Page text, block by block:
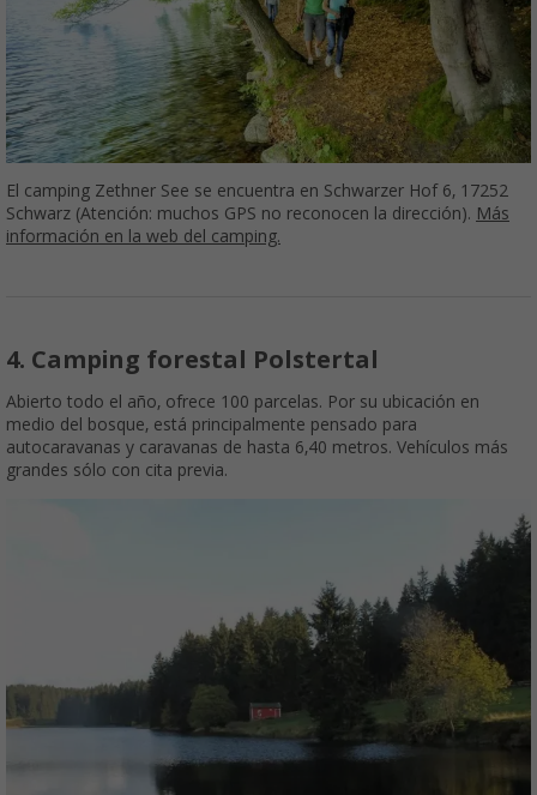
El camping Zethner See se encuentra en Schwarzer Hof 6, 17252
Schwarz (Atención: muchos GPS no reconocen la dirección). Más
información en la web del camping.
4. Camping forestal Polstertal
Abierto todo el año, ofrece 100 parcelas. Por su ubicación en
medio del bosque, está principalmente pensado para
autocaravanas y caravanas de hasta 6,40 metros. Vehículos más
grandes sólo con cita previa.